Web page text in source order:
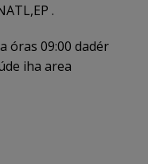
.
óras 09:00 dadér
iha area